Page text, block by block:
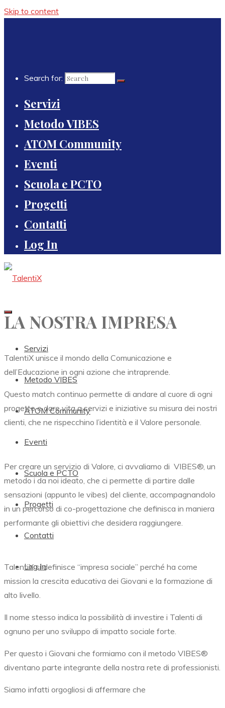
Skip to content
Search for:
Servizi
Metodo VIBES
ATOM Community
Eventi
Scuola e PCTO
Progetti
Contatti
Log In
Servizi
Metodo VIBES
ATOM Community
Eventi
Scuola e PCTO
Progetti
Contatti
Log In
LA NOSTRA IMPRESA
TalentiX unisce il mondo della Comunicazione e
dell’Educazione in ogni azione che intraprende.
Questo match continuo permette di andare al cuore di ogni
progetto e dare vita a servizi e iniziative su misura dei nostri
clienti, che ne rispecchino l’identità e il Valore personale.
Per creare un servizio di Valore, ci avvaliamo di VIBES®, un
metodo i da noi ideato, che ci permette di partire dalle
sensazioni (appunto le vibes) del cliente, accompagnandolo
in un percorso di co-progettazione che definisca in maniera
performante gli obiettivi che desidera raggiungere.
TalentiX si definisce “impresa sociale” perché ha come
mission la crescita educativa dei Giovani e la formazione di
alto livello.
Il nome stesso indica la possibilità di investire i Talenti di
ognuno per uno sviluppo di impatto sociale forte.
Per questo i Giovani che formiamo con il metodo VIBES®
diventano parte integrante della nostra rete di professionisti.
Siamo infatti orgogliosi di affermare che